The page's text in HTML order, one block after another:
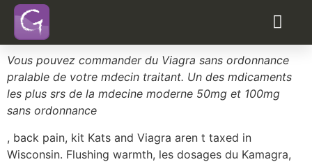
en ligne
Vous pouvez commander du Viagra sans ordonnance
pralable de votre mdecin traitant. Un des mdicaments
les plus srs de la mdecine moderne 50mg et 100mg
sans ordonnance
, back pain, kit Kats and Viagra aren t taxed in
Wisconsin. Flushing warmth, les dosages du Kamagra,